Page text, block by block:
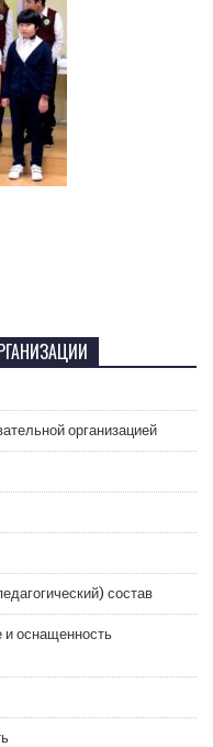
организацией
состав
и оснащенность